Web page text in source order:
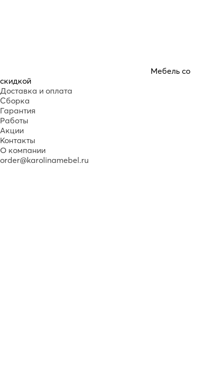
Мебель со
скидкой
Доставка и оплата
Сборка
Гарантия
Работы
Акции
Контакты
О компании
order@karolinamebel.ru